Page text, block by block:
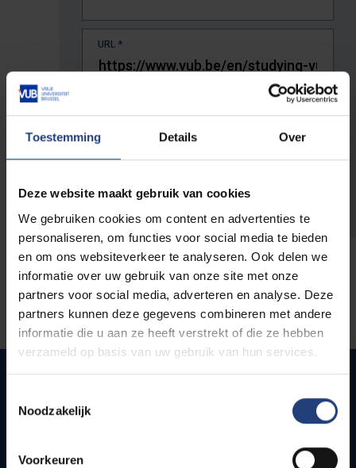
Toestemming Details Over
Deze website maakt gebruik van cookies
We gebruiken cookies om content en advertenties te
personaliseren, om functies voor social media te bieden
en om ons websiteverkeer te analyseren. Ook delen we
informatie over uw gebruik van onze site met onze
partners voor social media, adverteren en analyse. Deze
partners kunnen deze gegevens combineren met andere
informatie die u aan ze heeft verstrekt of die ze hebben
verzameld op basis van uw gebruik van hun services.
Noodzakelijk
Voorkeuren
URL *
The full URL of the page where you encountered the error.
Quick links